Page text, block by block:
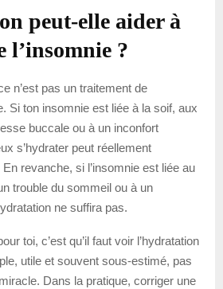
peut-elle aider à
l’insomnie ?
n’est pas un traitement de
Si ton insomnie est liée à la soif, aux
buccale ou à un inconfort
s’hydrater peut réellement
revanche, si l’insomnie est liée au
trouble du sommeil ou à un
ne suffira pas.
toi, c’est qu’il faut voir l’hydratation
utile et souvent sous-estimé, pas
Dans la pratique, corriger une